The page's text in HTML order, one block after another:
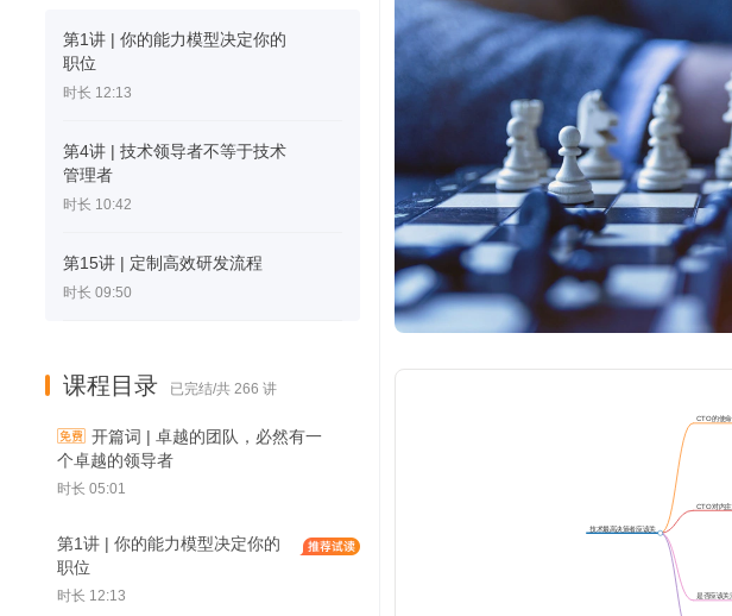
第1讲 | 你的能力模型决定你的
职位
时长 12:13
第4讲 | 技术领导者不等于技术
管理者
时长 10:42
第15讲 | 定制高效研发流程
时长 09:50
课程目录 已完结/共 266 讲
开篇词 | 卓越的团队，必然有一
个卓越的领导者
时长 05:01
第1讲 | 你的能力模型决定你的
职位
时长 12:13
是否应该关
CTO 对内主
CTO 的使命
技术最高决策者应该关